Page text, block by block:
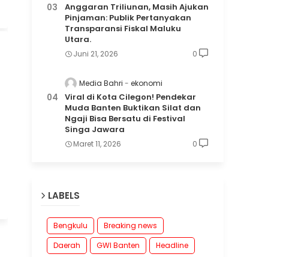
Anggaran Triliunan, Masih Ajukan
Pinjaman: Publik Pertanyakan
Transparansi Fiskal Maluku
Utara.
Juni 21, 2026 0
Media Bahri ekonomi
Viral di Kota Cilegon! Pendekar
Muda Banten Buktikan Silat dan
Ngaji Bisa Bersatu di Festival
Singa Jawara
Maret 11, 2026 0
LABELS
Bengkulu
Breaking news
Daerah
GWI Banten Headline